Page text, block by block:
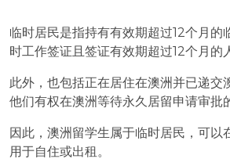
临时居民是指持有有效期超过12个月
时工作签证且签证有效期超过12个月的
此外，也包括正在居住在澳洲并已递
他们有权在澳洲等待永久居留申请审批
因此，澳洲留学生属于临时居民，可
用于自住或出租。